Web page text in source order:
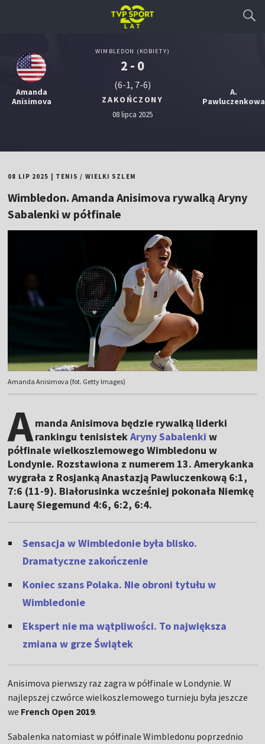
Amanda
Anisimova
WIMBLEDON (KOBIETY)
2 - 0
(6-1, 7-6)
ZAKOŃCZONY
08 lipca 2025
A.
Pawluczenkowa
08 LIP 2025 TENIS / WIELKI SZLEM
Wimbledon. Amanda Anisimova rywalką Aryny
Sabalenki w półfinale
Amanda Anisimova (fot. Getty Images)
Amanda Anisimova będzie rywalką liderki
rankingu tenisistekAryny Sabalenki w
półfinale wielkoszlemowego Wimbledonu w
Londynie. Rozstawiona z numerem 13. Amerykanka
wygrała z Rosjanką Anastazją Pawluczenkową 6:1,
7:6 (11-9). Białorusinka wcześniej pokonała Niemkę
Laurę Siegemund 4:6, 6:2, 6:4.
Sensacja w Wimbledonie była blisko.
Dramatyczne zakończenie
Koniec szans Polaka. Nie obroni tytułu w
Wimbledonie
Ekspert nie ma wątpliwości. To największa
zmiana w grze Świątek
Anisimova pierwszy raz zagra w półfinale w Londynie. W
najlepszej czwórce wielkoszlemowego turnieju była jeszcze
we French Open 2019.
Sabalenka natomiast w półfinale Wimbledonu poprzednio